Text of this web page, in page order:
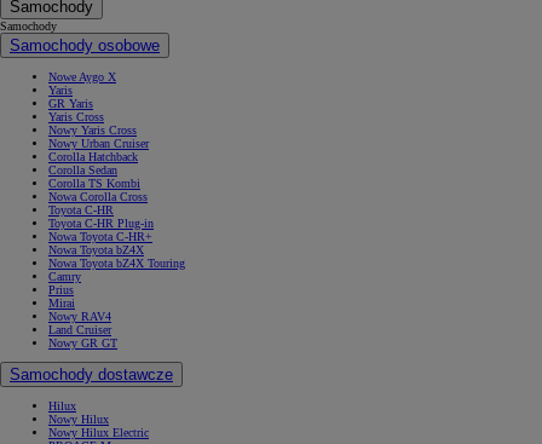
Samochody
Samochody
Samochody osobowe
Nowe Aygo X
Yaris
GR Yaris
Yaris Cross
Nowy Yaris Cross
Nowy Urban Cruiser
Corolla Hatchback
Corolla Sedan
Corolla TS Kombi
Nowa Corolla Cross
Toyota C-HR
Toyota C-HR Plug-in
Nowa Toyota C-HR+
Nowa Toyota bZ4X
Nowa Toyota bZ4X Touring
Camry
Prius
Mirai
Nowy RAV4
Land Cruiser
Nowy GR GT
Samochody dostawcze
Hilux
Nowy Hilux
Nowy Hilux Electric